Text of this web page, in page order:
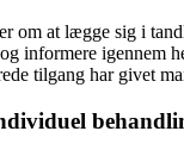
om at lægge sig i
informere igennem
tilgang har givet